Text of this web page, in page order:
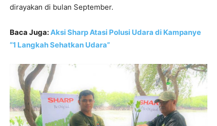
dirayakan di bulan September.
Baca Juga:Aksi Sharp Atasi Polusi Udara di Kampanye
“1 Langkah Sehatkan Udara”